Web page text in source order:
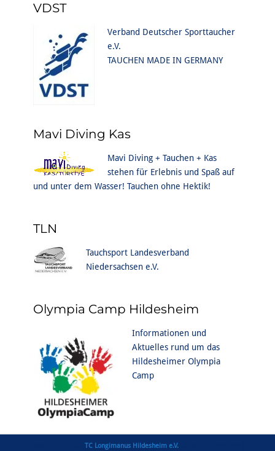
VDST
Verband Deutscher Sporttaucher
e.V.
TAUCHEN MADE IN GERMANY
Mavi Diving Kas
Mavi Diving + Tauchen + Kas
stehen für Erlebnis und Spaß auf
und unter dem Wasser! Tauchen ohne Hektik!
TLN
Tauchsport Landesverband
Niedersachsen e.V.
Olympia Camp Hildesheim
Informationen und
Aktuelles rund um das
Hildesheimer Olympia
Camp
TC Longimanus Hildesheim e.V.